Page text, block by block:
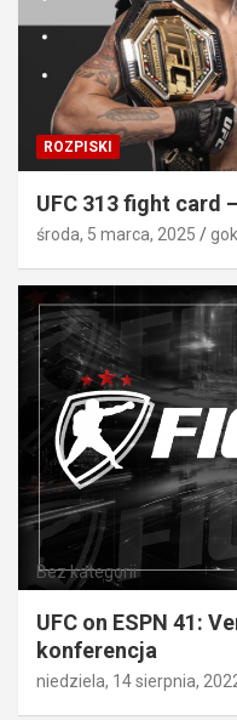
ROZPISKI
UFC 313 fight card
środa, 5 marca, 2025
Bez kategorii
UFC on ESPN 41:
konferencja
niedziela, 14 sierpnia,